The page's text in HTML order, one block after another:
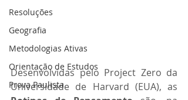
Resoluções
Geografia
Metodologias Ativas
Orientação de Estudos
Prova Paulista
Desenvolvidas pelo Project Zero da